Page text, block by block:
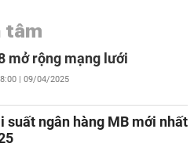
tâm
mở rộng mạng lưới
| 09/04/2025
suất ngân hàng MB mới nhất